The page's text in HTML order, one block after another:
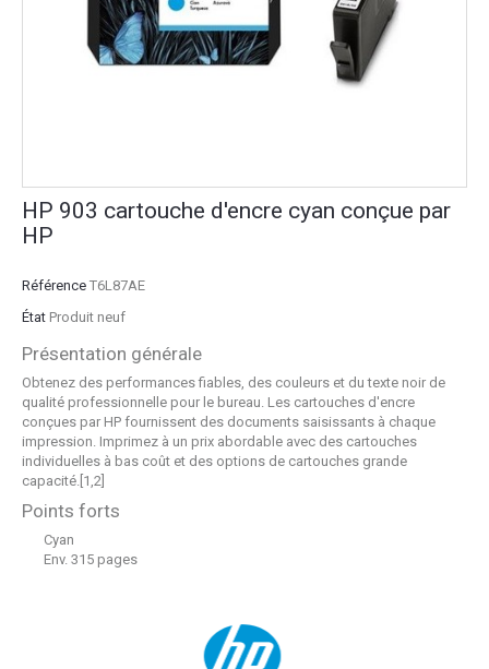
HP 903 cartouche d'encre cyan conçue par
HP
Référence T6L87AE
État Produit neuf
Présentation générale
Obtenez des performances fiables, des couleurs et du texte noir de
qualité professionnelle pour le bureau. Les cartouches d'encre
conçues par HP fournissent des documents saisissants à chaque
impression. Imprimez à un prix abordable avec des cartouches
individuelles à bas coût et des options de cartouches grande
capacité.[1,2]
Points forts
Cyan
Env. 315 pages